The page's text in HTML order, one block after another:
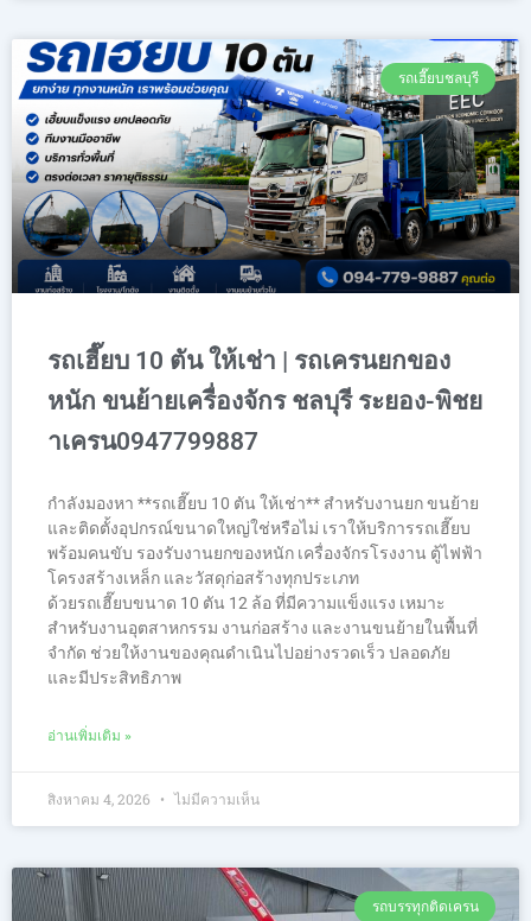
รถเฮี๊ยบชลบุรี
รถเฮี๊ยบ 10 ตัน ให้เช่า | รถเครนยกของ
หนัก ขนย้ายเครื่องจักร ชลบุรี ระยอง-พิชย
าเครน0947799887
กำลังมองหา **รถเฮี๊ยบ 10 ตัน ให้เช่า** สำหรับงานยก ขนย้าย
และติดตั้งอุปกรณ์ขนาดใหญ่ใช่หรือไม่ เราให้บริการรถเฮี๊ยบ
พร้อมคนขับ รองรับงานยกของหนัก เครื่องจักรโรงงาน ตู้ไฟฟ้า
โครงสร้างเหล็ก และวัสดุก่อสร้างทุกประเภท
ด้วยรถเฮี๊ยบขนาด 10 ตัน 12 ล้อ ที่มีความแข็งแรง เหมาะ
สำหรับงานอุตสาหกรรม งานก่อสร้าง และงานขนย้ายในพื้นที่
จำกัด ช่วยให้งานของคุณดำเนินไปอย่างรวดเร็ว ปลอดภัย
และมีประสิทธิภาพ
อ่านเพิ่มเติม »
สิงหาคม 4, 2026 ไม่มีความเห็น
รถบรรทุกติดเครน